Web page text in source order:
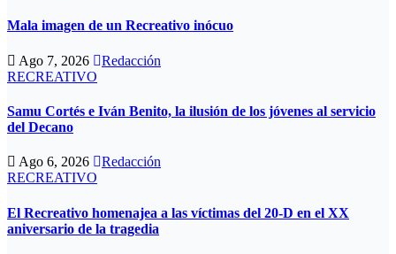
Mala imagen de un Recreativo inócuo
Ago 7, 2026
Redacción
RECREATIVO
Samu Cortés e Iván Benito, la ilusión de los jóvenes al servicio
del Decano
Ago 6, 2026
Redacción
RECREATIVO
El Recreativo homenajea a las víctimas del 20-D en el XX
aniversario de la tragedia